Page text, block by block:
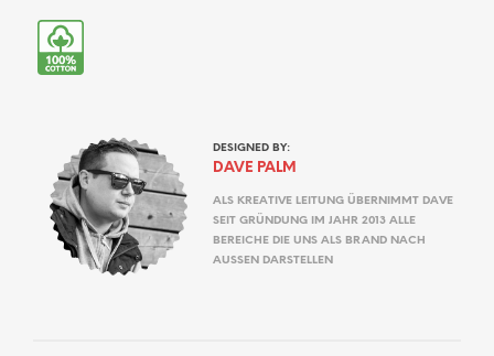
DESIGNED BY:
DAVE PALM
ALS KREATIVE LEITUNG ÜBERNIMMT DAVE
SEIT GRÜNDUNG IM JAHR 2013 ALLE
BEREICHE DIE UNS ALS BRAND NACH
AUSSEN DARSTELLEN